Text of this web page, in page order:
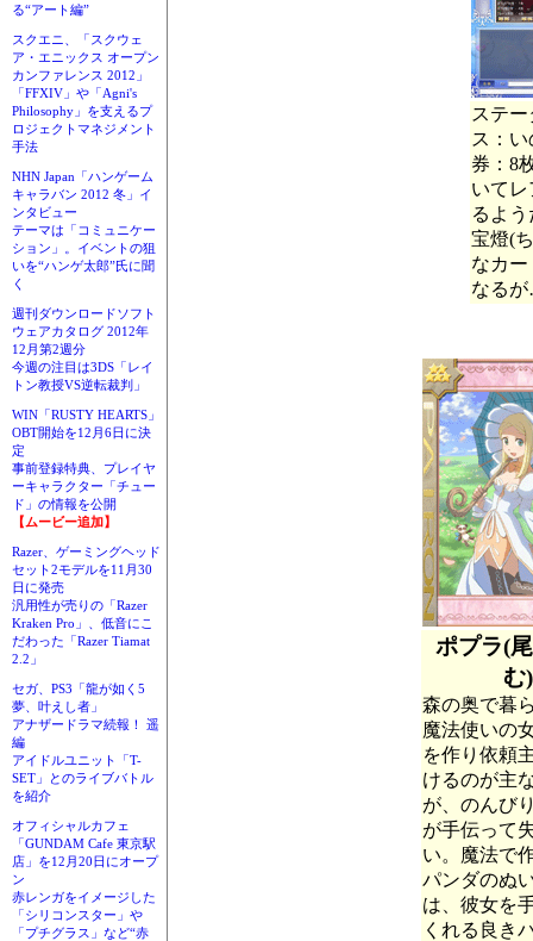
る“アート編”
スクエニ、「スクウェ
ア・エニックス オープン
カンファレンス 2012」
「FFXIV」や「Agni's
Philosophy」を支えるプ
ロジェクトマネジメント
手法
NHN Japan「ハンゲーム
キャラバン 2012 冬」イ
ンタビュー
テーマは「コミュニケー
ション」。イベントの狙
いを“ハンゲ太郎”氏に聞
く
週刊ダウンロードソフト
ウェアカタログ 2012年
12月第2週分
今週の注目は3DS「レイ
トン教授VS逆転裁判」
WIN「RUSTY HEARTS」
OBT開始を12月6日に決
定
事前登録特典、プレイヤ
ーキャラクター「チュー
ド」の情報を公開
【ムービー追加】
Razer、ゲーミングヘッド
セット2モデルを11月30
日に発売
汎用性が売りの「Razer
Kraken Pro」、低音にこ
だわった「Razer Tiamat
2.2」
セガ、PS3「龍が如く5
夢、叶えし者」
アナザードラマ続報！ 遥
編
アイドルユニット「T-
SET」とのライブバトル
を紹介
オフィシャルカフェ
「GUNDAM Cafe 東京駅
店」を12月20日にオープ
ン
赤レンガをイメージした
「シリコンスター」や
「プチグラス」など“赤
ステ
ス：
券：8
いて
るよ
宝燈(
なカ
なる
ポプラ(
む)
森の奥で暮
魔法使いの
を作り依頼
けるのが主
が、のんび
が手伝って
い。魔法で
パンダのぬ
は、彼女を
くれる良き